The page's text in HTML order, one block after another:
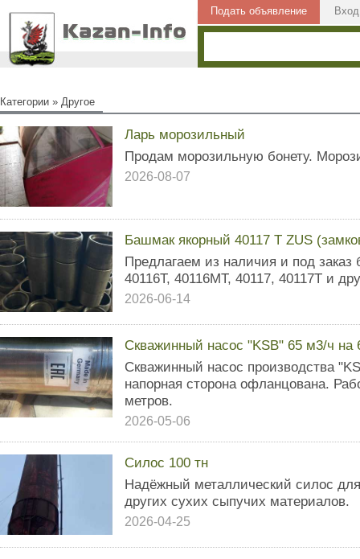
Подать объявление Вход
Категории » Другое
Ларь морозильный
Продам морозильную бонету.
2026-08-07
Башмак якорный 40117 Т ZUS
Предлагаем из наличия и под
40116Т, 40116МТ, 40117, 40117T и
2026-06-14
Скважинный насос "KSB" 65 м3/ч на
Скважинный насос производства
напорная сторона офланцована.
метров.
2026-05-06
Силос 100 тн
Надёжный металлический силос
других сухих сыпучих материалов.
2026-04-25